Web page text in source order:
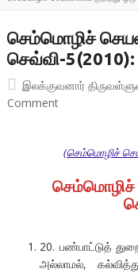
செம்மொழிச்
செவ்வி-
இலக்குவனார்
Comment
(செம்மொழிச்
செம்மொழிச்
20. பண்பாட்டுத்
அல்லாமல்,